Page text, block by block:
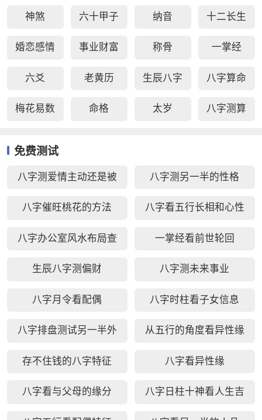
神煞 六十甲子 纳音 十二长生
婚恋感情 事业财富 称骨 一掌经
六爻 老黄历 生辰八字 八字算命
梅花易数 命格 太岁 八字测算
免费测试
八字测爱情主动还是被
动好
八字测另一半的性格
八字催旺桃花的方法 八字看五行长相和心性
八字办公室风水布局查
询
一掌经看前世轮回
生辰八字测偏财 八字测未来事业
八字月令看配偶 八字时柱看子女信息
八字排盘测试另一半外
貌
从五行的角度看异性缘
存不住钱的八字特征 八字看异性缘
八字看与父母的缘分 八字日柱十神看人生吉